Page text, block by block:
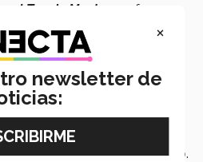
el Tec de Monterrey
, fue
le explicamos cómo está
de México, los tres
un asombro y emoción y eso
decano Alejandro Poiré, le
para que formara parte del
que quiere contribuir de esa
con todo su apoyo”, concluyó.
×
newsletter de